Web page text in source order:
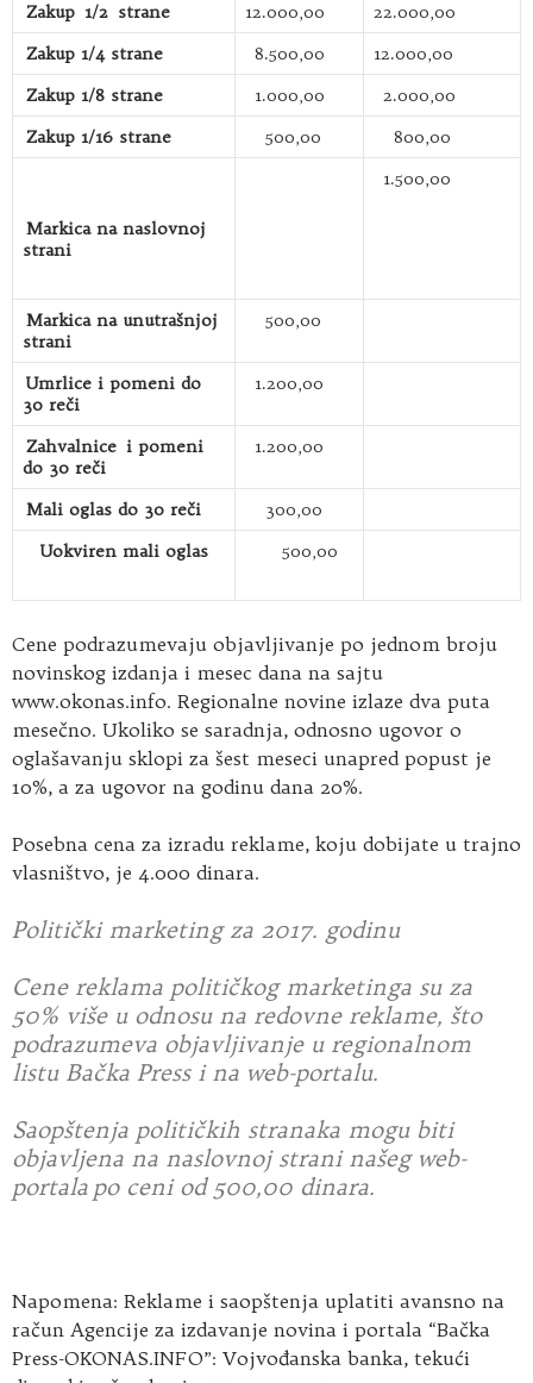
Zakup 1/2 strane
12.000,00
22.000,00
Zakup 1/4 strane
8.500,00
12.000,00
Zakup 1/8 strane
1.000,00
2.000,00
Zakup 1/16 strane
500,00 800,00
Markica na naslovnoj
strani
1.500,00
Markica na unutrašnjoj
strani
500,00
Umrlice i pomeni do
30 reči
1.200,00
Zahvalnice i pomeni
do 30 reči
1.200,00
Mali oglas do 30 reči
300,00
Uokviren mali oglas
500,00
Cene podrazumevaju objavljivanje po jednom broju
novinskog izdanja i mesec dana na sajtu
www.okonas.info. Regionalne novine izlaze dva puta
mesečno. Ukoliko se saradnja, odnosno ugovor o
oglašavanju sklopi za šest meseci unapred popust je
10%, a za ugovor na godinu dana 20%.
Posebna cena za izradu reklame, koju dobijate u trajno
vlasništvo, je 4.000 dinara.
Politički marketing za 2017. godinu
Cene reklama političkog marketinga su za
50% više u odnosu na redovne reklame, što
podrazumeva objavljivanje u regionalnom
listu Bačka Press i na web-portalu.
Saopštenja političkih stranaka mogu biti
objavljena na naslovnoj strani našeg web-
portala po ceni od 500,00 dinara.
Napomena: Reklame i saopštenja uplatiti avansno na
račun Agencije za izdavanje novina i portala “Bačka
Press-OKONAS.INFO”: Vojvođanska banka, tekući